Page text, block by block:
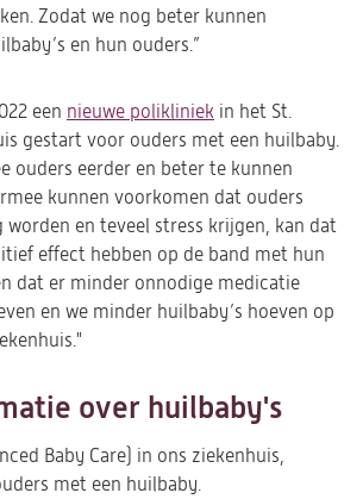
Zodat we nog beter kunnen
en hun ouders.”
een nieuwe polikliniek (opent
in
een
nieuwe
tab)
in het St.
gestart voor ouders met een huilbaby.
ouders eerder en beter te kunnen
kunnen voorkomen dat ouders
worden en teveel stress krijgen, kan dat
effect hebben op de band met hun
dat er minder onnodige medicatie
en we minder huilbaby’s hoeven op
over huilbaby's
Baby Care) in ons ziekenhuis,
met een huilbaby.